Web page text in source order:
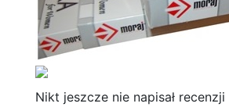
Nikt jeszcze nie napisał